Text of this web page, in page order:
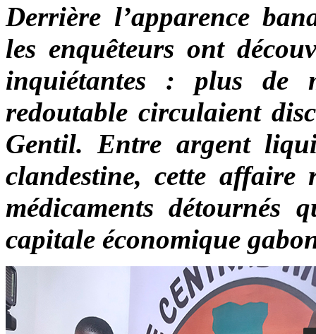
Derrière l’apparence
les enquêteurs ont
inquiétantes : plus de
redoutable circulaient
Gentil. Entre argent
clandestine, cette affaire
médicaments
capitale économique